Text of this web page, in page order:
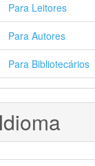
Para Leitores
Para Autores
Para Bibliotecários